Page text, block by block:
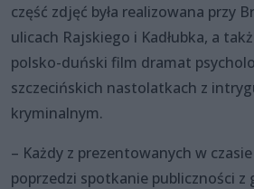
część zdjęć była realizowana przy
ulicach Rajskiego i Kadłubka, a
polsko-duński film dramat
szczecińskich nastolatkach z
kryminalnym.
– Każdy z prezentowanych w
poprzedzi spotkanie publiczności z